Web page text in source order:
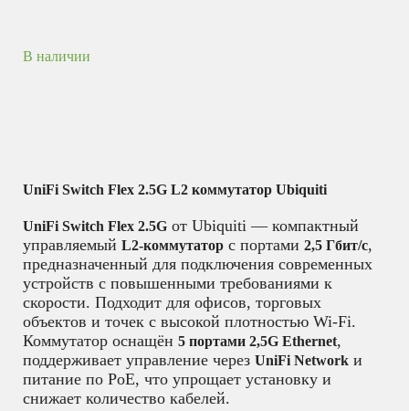
В наличии
UniFi Switch Flex 2.5G L2 коммутатор Ubiquiti
UniFi Switch Flex 2.5G от Ubiquiti — компактный
управляемый L2-коммутатор с портами 2,5 Гбит/с,
предназначенный для подключения современных
устройств с повышенными требованиями к
скорости. Подходит для офисов, торговых
объектов и точек с высокой плотностью Wi-Fi.
Коммутатор оснащён 5 портами 2,5G Ethernet,
поддерживает управление через UniFi Network и
питание по PoE, что упрощает установку и
снижает количество кабелей.